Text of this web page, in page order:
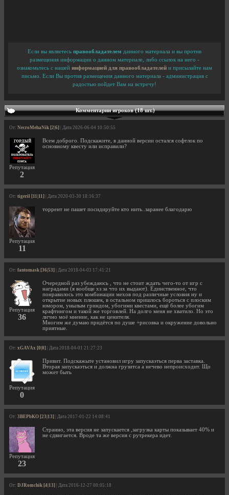
Если вы являетесь правообладателем данного материала и вы против
размещения информации о данном материале, либо ссылок на него -
ознакомьтесь с нашей информацией для правообладателей и присылайте нам
письмо. Если Вы против размещения данного материала - администрация с
радостью пойдет Вам на встречу!
Комментарии игроков (18 шт.)
От: NecroMehaNik [2|6] | Дата 2026-06-04 10:50:55
Репутация
2
Всем доброго. Подскажите, в данной версии остался софтлок по
основному квесту или исправили?
От: tigeril [11|11] | Дата 2020-03-30 18:16:37
Репутация
11
торрент не пашет посидируйте кто нить..заранее благодарю
От: fantomask [36|53] | Дата 2018-04-03 17:41:21
Репутация
36
Очередной раз убеждаюсь , что не стоит ждать чего-то от игр с
наградами (я вообще хз за что их выдают). Единственное, что
понравилось это комбинации мехов под различные условия ну и
открытие новых плюшек, в остальном пришлось бороться с плоским
юмором, унылым гриндом, убогими квестами, ещё более убогим
крафтингом и такой же торговлей. На долго меня не хватило. Но это
лично моё мнение, как не ценителя.
Многим же думаю придётся по душе +рисовка и окружение довольно
приятные.
От: xGAVAx [0|0] | Дата 2018-04-01 21:27:23
Репутация
0
Привит. Подскажыте установил игру запускаэться перва заставка.
Вторая запускаэться и должна грузитса а нечево непроисходит. Що
может быть
От: 3BEPbKO [23|13] | Дата 2017-01-22 14:08:41
Репутация
23
Странно, эта версия не запускается ,загрузка карты показывает 40% и
не сдвигается. Вроде та же версия с рутрекера идет.
От: DJRomchik [4|13] | Дата 2016-12-27 00:05:18